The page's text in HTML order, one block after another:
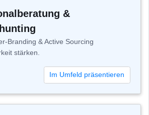
&
Branding & Active Sourcing
stärken.
Im Umfeld präsentieren